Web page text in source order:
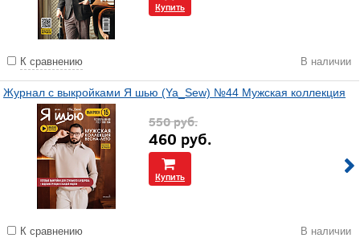
Купить
К сравнению В наличии
Журнал с выкройками Я шью (Ya_Sew) №44 Мужская коллекция
550руб.
460 руб.
Купить
К сравнению В наличии